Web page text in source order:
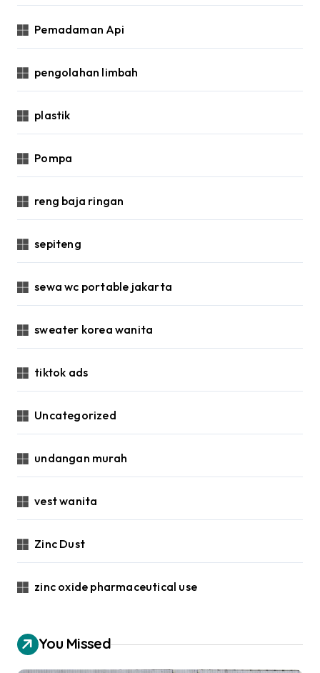
Pemadaman Api
pengolahan limbah
plastik
Pompa
reng baja ringan
sepiteng
sewa wc portable jakarta
sweater korea wanita
tiktok ads
Uncategorized
undangan murah
vest wanita
Zinc Dust
zinc oxide pharmaceutical use
You Missed